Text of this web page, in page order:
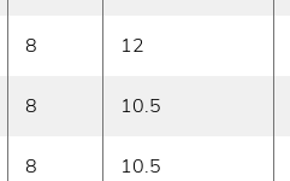
8 12
8 10.5
8 10.5